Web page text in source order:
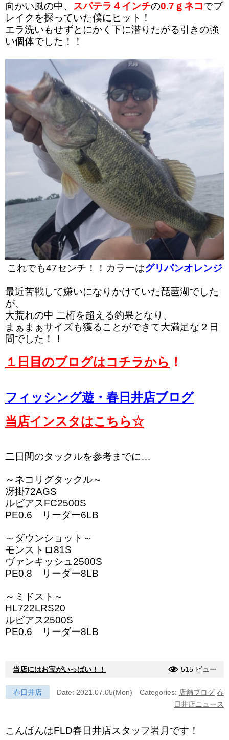
向かい風の中、 スパテラ４インチの0.7ｇネコでブ
レイクを探っていた僕にヒット！
エラ洗いもせずとにかく下に潜りたがる引きの強
い個体でした！！
これでも47センチ！！カラーはグリパンオレンジ
最近苦戦して嫌いになりかけていた琵琶湖でした
が、
大荒れの中 二桁を超える釣果となり、
まぁまぁサイズも獲ることができて大満足な２日
間でした！！
１日目のブログはコチラから ！
フィッシング遊・春日井店ブログ
当店インスタはこちら☆
二日間のタックルを参考までに…
～ネコリグタックル～
冴掛72AGS
ルビアスFC2500S
PE0.6 リーダー6LB
～ダウンショット～
モンストロ81S
ヴァンキッシュ2500S
PE0.8 リーダー8LB
～ミドスト～
HL722LRS20
ルビアス2500S
PE0.6 リーダー8LB
当店にはお宝がいっぱい！！ 515 ビュー
春日井店 Date: 2021.07.05(Mon) Categories: 店舗ブログ 春
日井店ニュース
こんばんはFLD春日井店スタッフ岩月です！